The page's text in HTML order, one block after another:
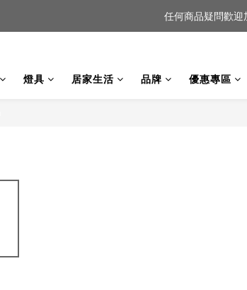
新品到貨｜日本燈具品牌
任何商品疑問歡
燈具 居家生活 品牌 優惠專區